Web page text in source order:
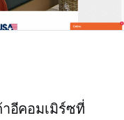
อีคอมเมิร์ซที่